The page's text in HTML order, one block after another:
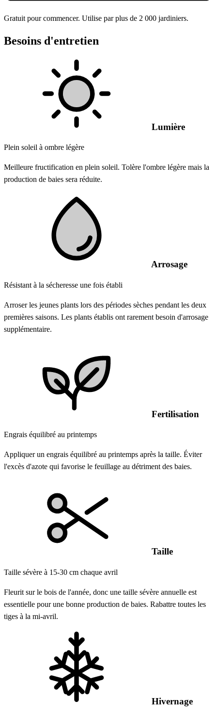
Gratuit pour commencer. Utilise par plus de 2 000 jardiniers.
Besoins d'entretien
Lumière
Plein soleil à ombre légère
Meilleure fructification en plein soleil. Tolère l'ombre légère mais la
production de baies sera réduite.
Arrosage
Résistant à la sécheresse une fois établi
Arroser les jeunes plants lors des périodes sèches pendant les deux
premières saisons. Les plants établis ont rarement besoin d'arrosage
supplémentaire.
Fertilisation
Engrais équilibré au printemps
Appliquer un engrais équilibré au printemps après la taille. Éviter
l'excès d'azote qui favorise le feuillage au détriment des baies.
Taille
Taille sévère à 15-30 cm chaque avril
Fleurit sur le bois de l'année, donc une taille sévère annuelle est
essentielle pour une bonne production de baies. Rabattre toutes les
tiges à la mi-avril.
Hivernage